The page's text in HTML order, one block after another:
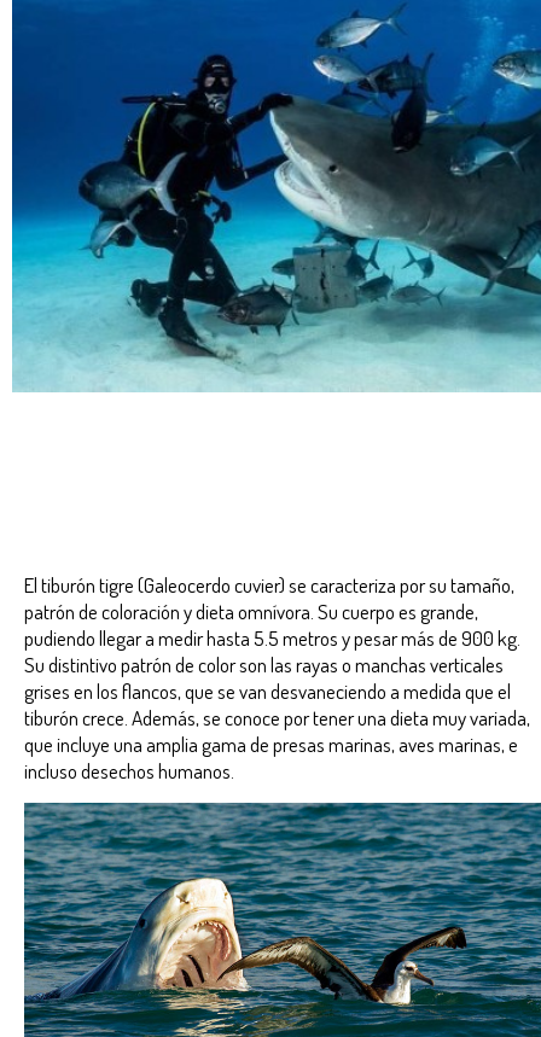
El tiburón tigre (Galeocerdo cuvier) se caracteriza por su tamaño,
patrón de coloración y dieta omnívora. Su cuerpo es grande,
pudiendo llegar a medir hasta 5.5 metros y pesar más de 900 kg.
Su distintivo patrón de color son las rayas o manchas verticales
grises en los flancos, que se van desvaneciendo a medida que el
tiburón crece. Además, se conoce por tener una dieta muy variada,
que incluye una amplia gama de presas marinas, aves marinas, e
incluso desechos humanos.